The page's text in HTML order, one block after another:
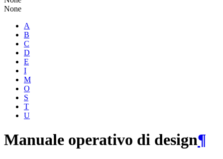
None
A
B
C
D
E
I
M
O
S
T
U
Manuale operativo di design¶